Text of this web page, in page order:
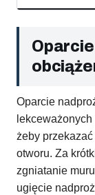
Oparcie
żeby
otworu. Za
zgniatanie
ugięcie